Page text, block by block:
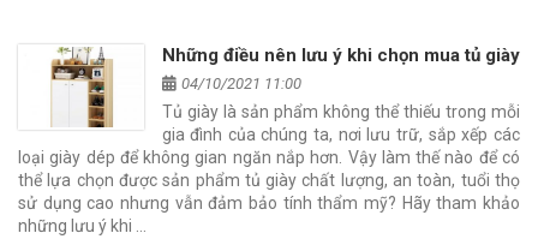
Những điều nên lưu ý khi chọn mua tủ giày
04/10/2021 11:00
Tủ giày là sản phẩm không thể thiếu trong mỗi
gia đình của chúng ta, nơi lưu trữ, sắp xếp các
loại giày dép để không gian ngăn nắp hơn. Vậy làm thế nào để có
thể lựa chọn được sản phẩm tủ giày chất lượng, an toàn, tuổi thọ
sử dụng cao nhưng vẫn đảm bảo tính thẩm mỹ? Hãy tham khảo
những lưu ý khi …